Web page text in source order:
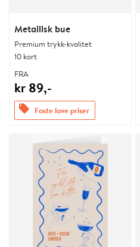
Metallisk bue
Premium trykk-kvalitet
10 kort
FRA
kr 89,-
offers Faste lave priser